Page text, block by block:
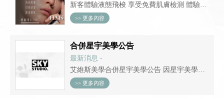
新客體驗液態飛梭 享受免費肌膚檢測 體驗即
贈價值799旅行組乙組 #台南煥膚 #液態飛梭 #
粗大 #杏仁酸煥膚 #台南做臉 #台南皮膚管理
#角...
>> 更多內容
合併星宇美學公告
最新消息 -
艾維斯美學合併星宇美學公告 因星宇美學經
營不善 故星宇美學相關服務由艾維斯美學接
>> 更多內容